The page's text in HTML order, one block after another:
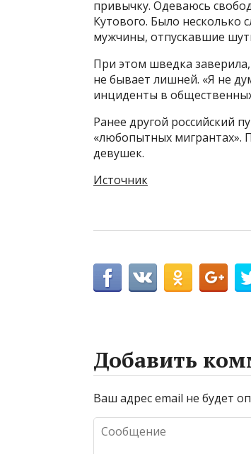
привычку. Одеваюсь
Кутового. Было несколько
мужчины, отпускавшие
При этом шведка
не бывает лишней. «Я не
инциденты в
Ранее другой российский
«любопытных мигрантах».
девушек.
Источник
Добавить
Ваш адрес email не будет